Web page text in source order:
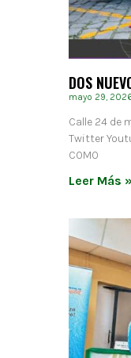
DOS
mayo 29,
Calle 24 de
Twitter
COMO
Leer Más »